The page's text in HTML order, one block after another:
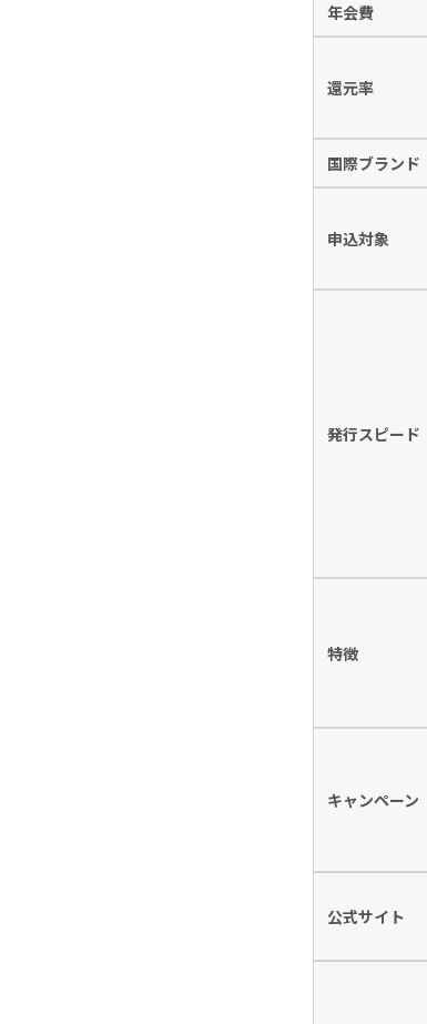
年会費
還元率
国際ブランド
申込対象
発行スピード
特徴
キャンペーン
公式サイト